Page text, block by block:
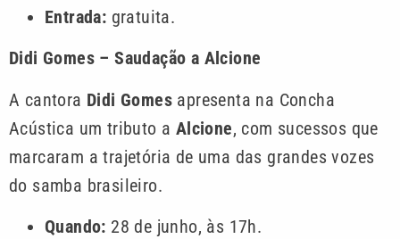
Entrada: gratuita.
Didi Gomes – Saudação a Alcione
A cantora Didi Gomes apresenta na Concha
Acústica um tributo a Alcione, com sucessos que
marcaram a trajetória de uma das grandes vozes
do samba brasileiro.
Quando: 28 de junho, às 17h.